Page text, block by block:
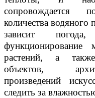
сопровождается
количества водяного
зависит погода,
растений, а
объектов,
произведений
следить за